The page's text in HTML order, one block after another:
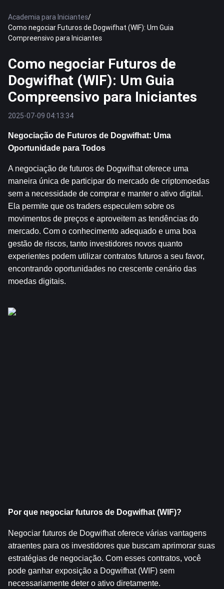
Academia para Iniciantes/
Como negociar Futuros de Dogwifhat (WIF): Um Guia
Compreensivo para Iniciantes
Como negociar Futuros de
Dogwifhat (WIF): Um Guia
Compreensivo para Iniciantes
2025-07-09 04:13:34
Negociação de Futuros de Dogwifhat: Uma
Oportunidade para Todos
A negociação de futuros de Dogwifhat oferece uma
maneira única de participar do mercado de criptomoedas
sem a necessidade de comprar e manter o ativo digital.
Ela permite que os traders especulem sobre os
movimentos de preços e aproveitem as tendências do
mercado. Com o conhecimento adequado e uma boa
gestão de riscos, tanto investidores novos quanto
experientes podem utilizar contratos futuros a seu favor,
encontrando oportunidades no crescente cenário das
moedas digitais.
Por que negociar futuros de Dogwifhat (WIF)?
Negociar futuros de Dogwifhat oferece várias vantagens
atraentes para os investidores que buscam aprimorar suas
estratégias de negociação. Com esses contratos, você
pode ganhar exposição a Dogwifhat (WIF) sem
necessariamente deter o ativo diretamente.